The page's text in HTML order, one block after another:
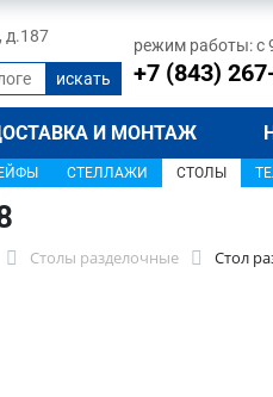
д.187 режим работы: с
+7 (843)
И МОНТАЖ
СТЕЛЛАЖИ СТОЛЫ
Столы разделочные Стол